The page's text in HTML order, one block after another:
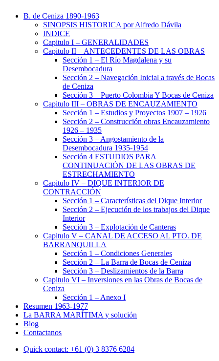
B. de Ceniza 1890-1963
SINOPSIS HISTORICA por Alfredo Dávila
INDICE
Capitulo I – GENERALIDADES
Capitulo II – ANTECEDENTES DE LAS OBRAS
Sección 1 – El Río Magdalena y su
Desembocadura
Sección 2 – Navegación Inicial a través de Bocas
de Ceniza
Sección 3 – Puerto Colombia Y Bocas de Ceniza
Capitulo III – OBRAS DE ENCAUZAMIENTO
Sección 1 – Estudios y Proyectos 1907 – 1926
Sección 2 – Construcción obras Encauzamiento
1926 – 1935
Sección 3 – Angostamiento de la
Desembocadura 1935-1954
Sección 4 ESTUDIOS PARA
CONTINUACIÓN DE LAS OBRAS DE
ESTRECHAMIENTO
Capitulo IV – DIQUE INTERIOR DE
CONTRACCIÓN
Sección 1 – Características del Dique Interior
Sección 2 – Ejecución de los trabajos del Dique
Interior
Sección 3 – Explotación de Canteras
Capitulo V – CANAL DE ACCESO AL PTO. DE
BARRANQUILLA
Sección 1 – Condiciones Generales
Sección 2 – La Barra de Bocas de Ceniza
Sección 3 – Deslizamientos de la Barra
Capitulo VI – Inversiones en las Obras de Bocas de
Ceniza
Sección 1 – Anexo I
Resumen 1963-1977
La BARRA MARÍTIMA y solución
Blog
Contactanos
Quick contact: +61 (0) 3 8376 6284